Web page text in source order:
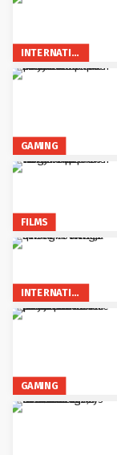
INTERNATIONAL
GAMING
FILMS
INTERNATIONAL
GAMING